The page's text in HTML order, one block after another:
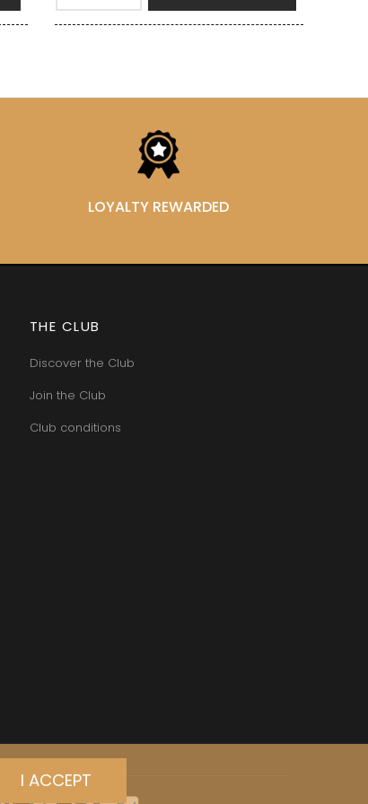
LOYALTY REWARDED
THE CLUB
Discover the Club
Join the Club
Club conditions
I ACCEPT